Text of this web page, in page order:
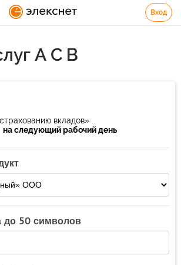
Вход
А С В
вкладов»
на следующий рабочий день
50 символов